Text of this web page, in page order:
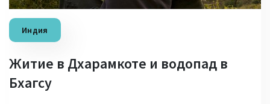
Индия
Житие в Дхарамкоте и водопад в
Бхагсу